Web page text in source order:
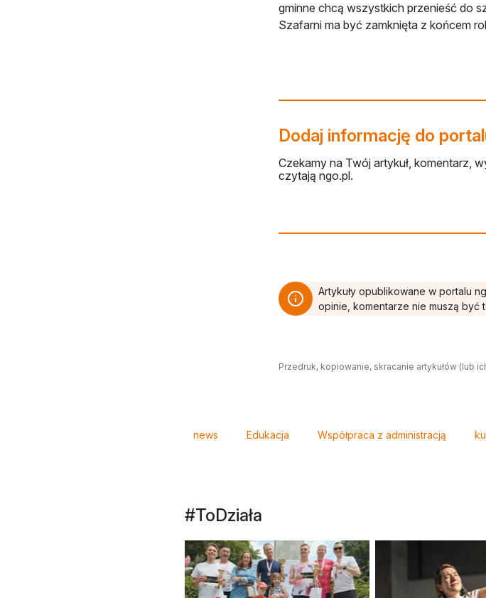
gminne chcą wszystkich przenieść do
Szafarni ma być zamknięta z końcem
Dodaj informację do
Czekamy na Twój artykuł, komentarz,
czytają ngo.pl.
Artykuły opublikowane w portalu
opinie, komentarze nie muszą być
Przedruk, kopiowanie, skracanie artykułów (lub
news Edukacja Współpraca z administracją
#ToDziała